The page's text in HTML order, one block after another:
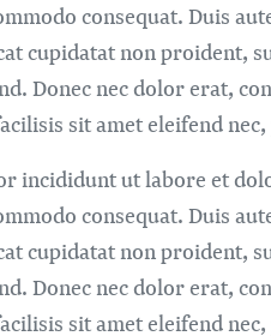
consequat. Duis
cupidatat non proident,
Donec nec dolor erat,
sit amet eleifend nec,
incididunt ut labore et
consequat. Duis
cupidatat non proident,
Donec nec dolor erat,
sit amet eleifend